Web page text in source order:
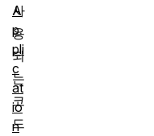
사
용
되
는
코
드
A
p
pli
c
at
io
n